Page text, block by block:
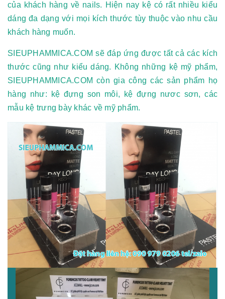
của khách hàng về nails. Hiện nay kệ có rất nhiều kiểu
dáng đa dạng với mọi kích thước tùy thuộc vào nhu cầu
khách hàng muốn.
SIEUPHAMMICA.COM sẽ đáp ứng được tất cả các kích
thước cũng như kiểu dáng. Không những kệ mỹ phẩm,
SIEUPHAMMICA.COM còn gia công các sản phẩm họ
hàng như: kệ đựng son môi, kệ đựng nươc sơn, các
mẫu kệ trưng bày khác về mỹ phẩm.